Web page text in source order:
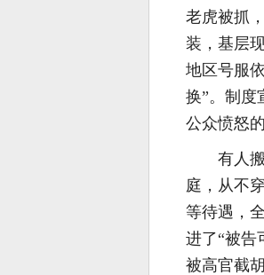
老虎被抓
装，基层
地区号服
换”。制
公众愤怒
有人
庭，从不
等待遇，
进了“被告
被高官截